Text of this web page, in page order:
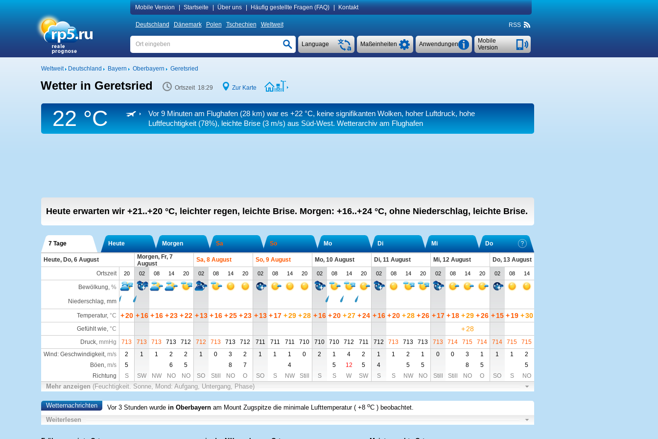
Mobile Version Startseite Über uns Häufig gestellte Fragen (FAQ) Kontakt
Deutschland Dänemark Polen Tschechien Weltweit RSS
Mobile
Version
Anwendungen
Maßeinheiten
Language
Weltweit Deutschland Bayern Oberbayern Geretsried
Wetter in Geretsried Ortszeit 18:29 Zur Karte
22 °C Vor 9 Minuten am Flughafen (28 km) war es +22 °C, keine signifikanten Wolken, hoher Luftdruck, hohe
Luftfeuchtigkeit (78%), leichte Brise(3 m/s) aus Süd-West. Wetterarchiv am Flughafen
Heute erwarten wir +21..+20 °C, leichter regen, leichte Brise. Morgen: +16..+24 °C, ohne Niederschlag, leichte Brise.
7 Tage Heute Morgen Sa So Mo Di Mi Do
Heute, Do, 6 August
Morgen, Fr, 7
August
Sa, 8 August So, 9 August Mo, 10 August Di, 11 August Mi, 12 August
Do, 13 August
Ortszeit
20 02 08 14 20 02 08 14 20 02 08 14 20 02 08 14 20 02 08 14 20 02 08 14 20 02 08 14
Bewölkung, %
Niederschlag, mm
Temperatur, °C +20 + 16 + 16 +23 +22 + 13 + 16 +25 +23 + 13 + 17 +29 +28 + 16 +20 +27 +24 + 16 +20 +28 +26 + 17 + 18 +29 +26 + 15 + 19 +30
Gefühlt wie, °C + 28
Druck, mmHg 713 713 713 713 712 712 713 713 712 711 711 711 710 710 710 712 711 712 713 713 713 713 714 715 714 714 715
715
Wind: Geschwindigkeit, m/s 2 1 1 2 2 1 0 3 2 1 1 1 0 2 1 4 2 1 1 2 1 0 0 3 1 1 1
2
Böen, m/s 5 6 5 8 7 4 5 12 5 4 5 5 8 5
5
Richtung
S SW NW NO NO SO Still NO O SO S NW Still S S W SW S S NW NO Still Still NO O SO S NO
Mehr anzeigen (Feuchtigkeit. Sonne, Mond: Aufgang, Untergang, Phase)
Wetternachrichten Vor 3 Stunden wurde in Oberbayern am Mount Zugspitzedie minimale Lufttemperatur (+8 oC ) beobachtet.
Weiterlesen